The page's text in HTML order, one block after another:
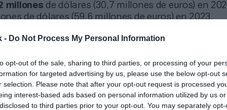
- Do Not Process My Personal Information
opt-out of the sale, sharing to third parties, or processing of your
for targeted advertising by us, please use the below opt-out
selection. Please note that after your opt-out request is processed
interest-based ads based on personal information utilized by us
to third parties prior to your opt-out. You may separately
millones de dólares (30,7 millones de euros) en
de dólares (59,6 millones de euros) en 2023.
a los
directivos de la Junta del PGA
Esta partida casi se duplicó el pasado año. La
medidas de transparencia y gobernanza que
de las razones que motivó este aumento en el
total al comisionado del PGA Tour, Jay Monahan,
dólares (22 millones de euros).